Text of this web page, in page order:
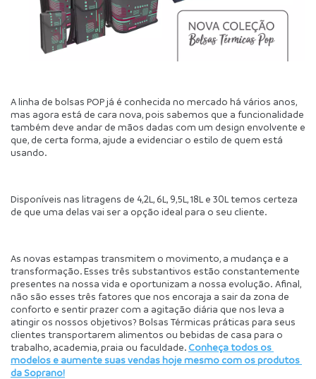
A linha de bolsas POP já é conhecida no mercado há vários anos,
mas agora está de cara nova, pois sabemos que a funcionalidade
também deve andar de mãos dadas com um design envolvente e
que, de certa forma, ajude a evidenciar o estilo de quem está
usando.
Disponíveis nas litragens de 4,2L, 6L, 9,5L, 18L e 30L temos certeza
de que uma delas vai ser a opção ideal para o seu cliente.
As novas estampas transmitem o movimento, a mudança e a
transformação. Esses três substantivos estão constantemente
presentes na nossa vida e oportunizam a nossa evolução. Afinal,
não são esses três fatores que nos encoraja a sair da zona de
conforto e sentir prazer com a agitação diária que nos leva a
atingir os nossos objetivos? Bolsas Térmicas práticas para seus
clientes transportarem alimentos ou bebidas de casa para o
trabalho, academia, praia ou faculdade. Conheça todos os
modelos e aumente suas vendas hoje mesmo com os produtos
da Soprano!